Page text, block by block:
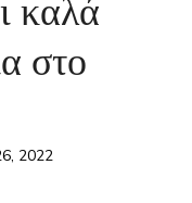
στο
2022